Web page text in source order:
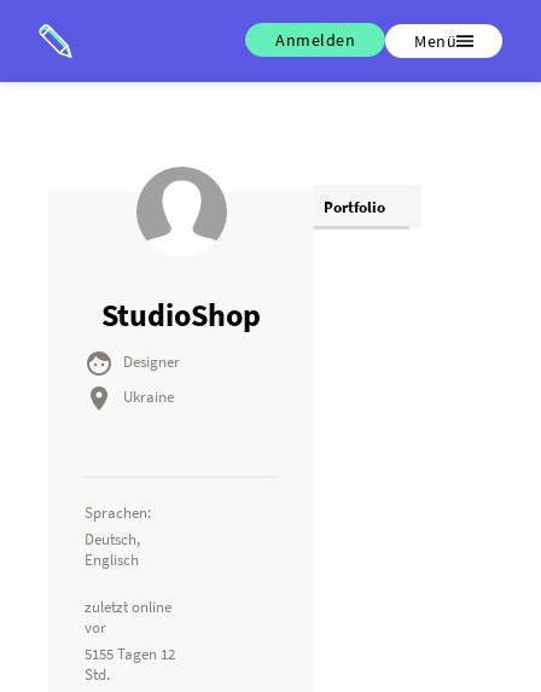
Anmelden Menü
StudioShop
 Designer
 Ukraine
Sprachen:
Deutsch,
Englisch
zuletzt online
vor
5155 Tagen 12
Std.
Portfolio